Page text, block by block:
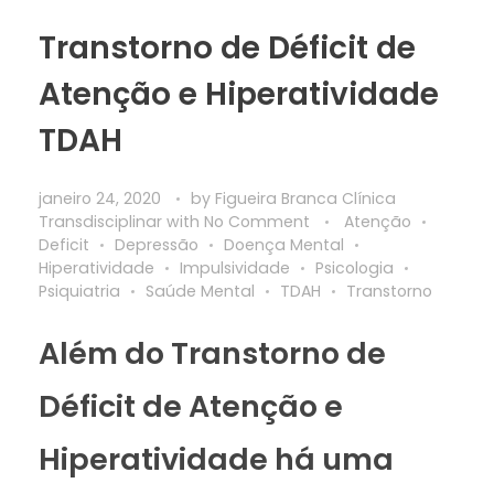
Transtorno de Déficit de
Atenção e Hiperatividade
TDAH
janeiro 24, 2020 by Figueira Branca Clínica
Transdisciplinar with No Comment
Atenção
Deficit
Depressão
Doença Mental
Hiperatividade
Impulsividade
Psicologia
Psiquiatria
Saúde Mental TDAH Transtorno
Além do Transtorno de
Déficit de Atenção e
Hiperatividade há uma